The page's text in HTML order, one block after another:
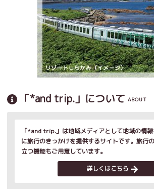
「*and trip.」について ABOUT
「*and trip.」は地域メディアとして地域の情
に旅行のきっかけを提供するサイトです。旅行
立つ機能もご用意しています。
詳しくはこちら